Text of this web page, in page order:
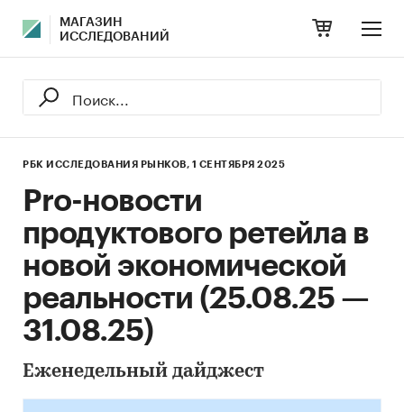
МАГАЗИН
ИССЛЕДОВАНИЙ
РБК ИССЛЕДОВАНИЯ РЫНКОВ, 1 СЕНТЯБРЯ 2025
Pro-новости
продуктового ретейла в
новой экономической
реальности (25.08.25 —
31.08.25)
Еженедельный дайджест